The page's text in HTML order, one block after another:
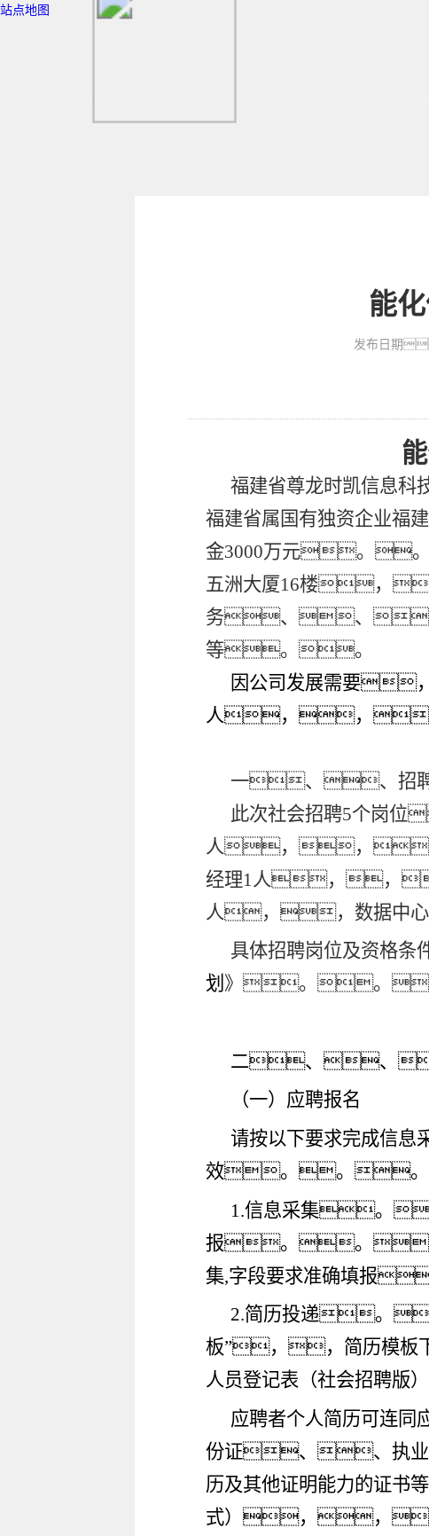
站点地图
能
发布日期
福建省尊龙时凯信息科
福建省属国有独资企业
金3000万元。。
五洲大厦16楼，
务、、、
等。。
因公司发展需要
人，，，
一、、招
此次社会招聘5个岗位
人，，
经理1人，，
人，，数据中
具体招聘岗位及资格条
划 》。。
二、、
（一）应聘报名
请按以下要求完成信
效。。。
1.信息采集。
报。。。
集,字段要求准确填报
2.简历投递。
板”，，简历模板
人员登记表（社会招聘
应聘者个人简历可连同
份证、、执
历及其他证明能力的证书
式），，，